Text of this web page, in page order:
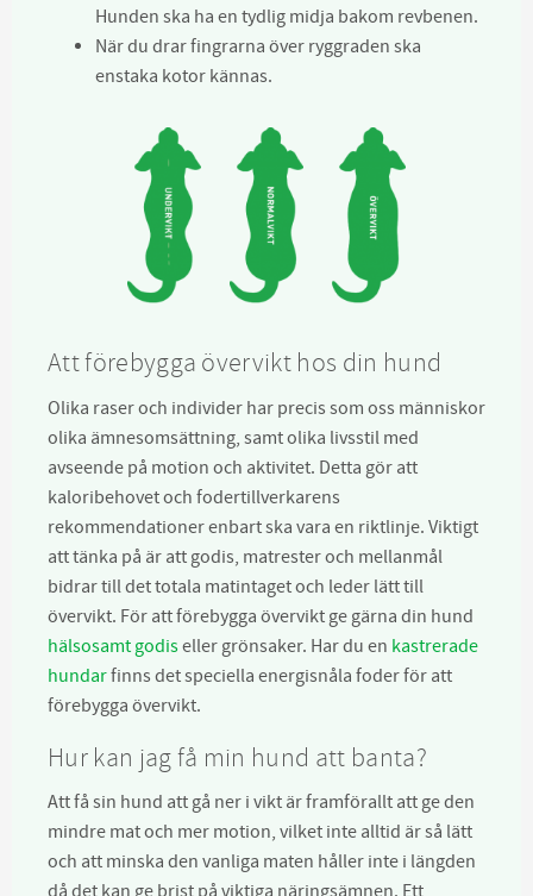
Hunden ska ha en tydlig midja bakom revbenen.
När du drar fingrarna över ryggraden ska
enstaka kotor kännas.
Att förebygga övervikt hos din hund
Olika raser och individer har precis som oss människor
olika ämnesomsättning, samt olika livsstil med
avseende på motion och aktivitet. Detta gör att
kaloribehovet och fodertillverkarens
rekommendationer enbart ska vara en riktlinje. Viktigt
att tänka på är att godis, matrester och mellanmål
bidrar till det totala matintaget och leder lätt till
övervikt. För att förebygga övervikt ge gärna din hund
hälsosamt godiseller grönsaker. Har du en kastrerade
hundarfinns det speciella energisnåla foder för att
förebygga övervikt.
Hur kan jag få min hund att banta?
Att få sin hund att gå ner i vikt är framförallt att ge den
mindre mat och mer motion, vilket inte alltid är så lätt
och att minska den vanliga maten håller inte i längden